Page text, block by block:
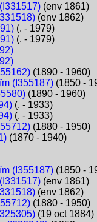
(env 1861)
(env 1862)
(. - 1979)
(. - 1979)
(1890 - 1960)
(I355187)(1850 -
(1890 - 1960)
(. - 1933)
(. - 1933)
(1880 - 1950)
(1870 - 1940)
(I355187)(1850 -
(env 1861)
(env 1862)
(1880 - 1950)
(19 oct 1884)